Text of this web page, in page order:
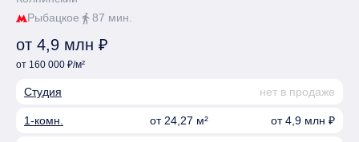
Рыбацкое directions_walk87 мин.
от 4,9 млн ₽
от 160 000 ₽/м²
Студия нет в продаже
1-комн. от 24,27 м² от 4,9 млн ₽